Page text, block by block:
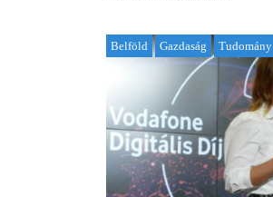
Belföld Gazdaság Tudomány